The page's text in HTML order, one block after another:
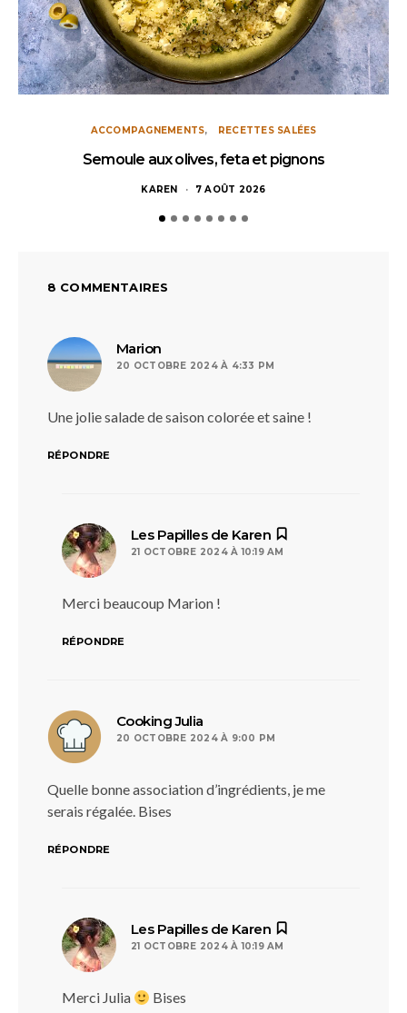
ACCOMPAGNEMENTS RECETTES SALÉES
Semoule aux olives, feta et pignons
KAREN 7 AOÛT 2026
8 COMMENTAIRES
Marion
20 OCTOBRE 2024 À 4:33 PM
Une jolie salade de saison colorée et saine !
RÉPONDRE
Les Papilles de Karen
21 OCTOBRE 2024 À 10:19 AM
Merci beaucoup Marion !
RÉPONDRE
Cooking Julia
20 OCTOBRE 2024 À 9:00 PM
Quelle bonne association d’ingrédients, je me
serais régalée. Bises
RÉPONDRE
Les Papilles de Karen
21 OCTOBRE 2024 À 10:19 AM
Merci Julia Bises